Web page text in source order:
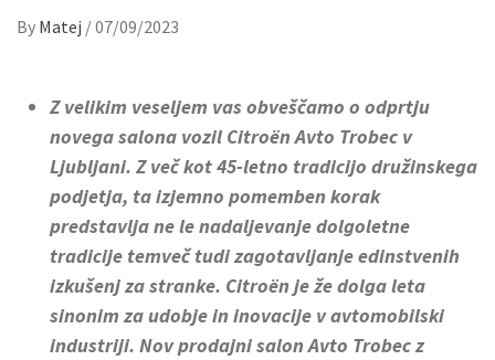
By Matej /07/09/2023
Z velikim veseljem vas obveščamo o odprtju
novega salona vozil Citroën Avto Trobec v
Ljubljani. Z več kot 45-letno tradicijo družinskega
podjetja, ta izjemno pomemben korak
predstavlja ne le nadaljevanje dolgoletne
tradicije temveč tudi zagotavljanje edinstvenih
izkušenj za stranke. Citroën je že dolga leta
sinonim za udobje in inovacije v avtomobilski
industriji. Nov prodajni salon Avto Trobec z